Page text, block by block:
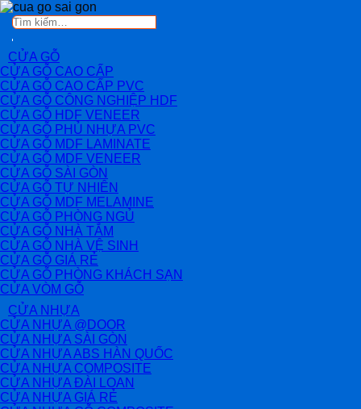
Tìm
CỬA GỖ
CỬA GỖ CAO CẤP
CỬA GỖ CAO CẤP PVC
CỬA GỖ CÔNG NGHIỆP HDF
CỬA GỖ HDF VENEER
CỬA GỖ PHỦ NHỰA PVC
CỬA GỖ MDF LAMINATE
CỬA GỖ MDF VENEER
CỬA GỖ SÀI GÒN
CỬA GỖ TỰ NHIÊN
CỬA GỖ MDF MELAMINE
CỬA GỖ PHÒNG NGỦ
CỬA GỖ NHÀ TẮM
CỬA GỖ NHÀ VỆ SINH
CỬA GỖ GIÁ RẺ
CỬA GỖ PHÒNG KHÁCH SẠN
CỬA VÒM GỖ
CỬA NHỰA
CỬA NHỰA @DOOR
CỬA NHỰA SÀI GÒN
CỬA NHỰA ABS HÀN QUỐC
CỬA NHỰA COMPOSITE
CỬA NHỰA ĐÀI LOAN
CỬA NHỰA GIÁ RẺ